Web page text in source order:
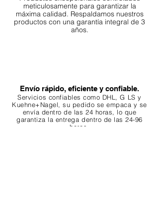
meticulosamente para garantizar la
máxima calidad. Respaldamos nuestros
productos con una garantía integral de 3
años.
Envío rápido, eficiente y confiable.
Servicios confiables como DHL, G LS y
Kuehne+Nagel, su pedido se empaca y se
envía dentro de las 24 horas, lo que
garantiza la entrega dentro de las 24-96
horas.